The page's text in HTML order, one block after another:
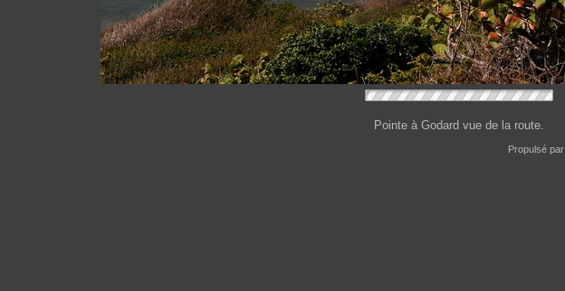
Pointe à Godard vue de la route.
Propulsé par